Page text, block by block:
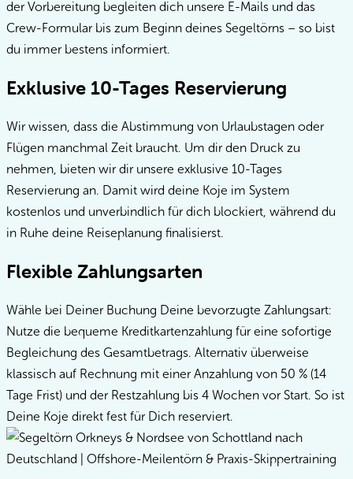
der Vorbereitung begleiten dich unsere E-Mails und das
Crew-Formular bis zum Beginn deines Segeltörns – so bist
du immer bestens informiert.
Exklusive 10-Tages Reservierung
Wir wissen, dass die Abstimmung von Urlaubstagen oder
Flügen manchmal Zeit braucht. Um dir den Druck zu
nehmen, bieten wir dir unsere exklusive 10-Tages
Reservierung an. Damit wird deine Koje im System
kostenlos und unverbindlich für dich blockiert, während du
in Ruhe deine Reiseplanung finalisierst.
Flexible Zahlungsarten
Wähle bei Deiner Buchung Deine bevorzugte Zahlungsart:
Nutze die bequeme Kreditkartenzahlung für eine sofortige
Begleichung des Gesamtbetrags. Alternativ überweise
klassisch auf Rechnung mit einer Anzahlung von 50 % (14
Tage Frist) und der Restzahlung bis 4 Wochen vor Start. So ist
Deine Koje direkt fest für Dich reserviert.